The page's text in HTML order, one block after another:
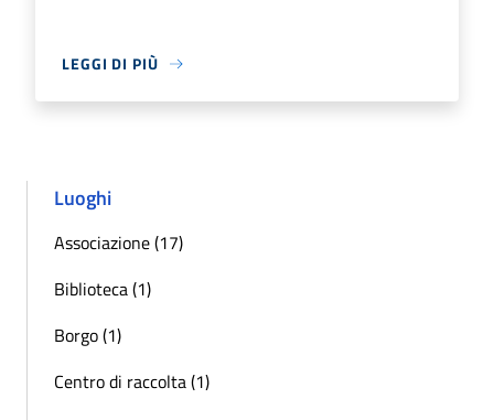
LEGGI DI PIÙ
Luoghi
Associazione (17)
Biblioteca (1)
Borgo (1)
Centro di raccolta (1)